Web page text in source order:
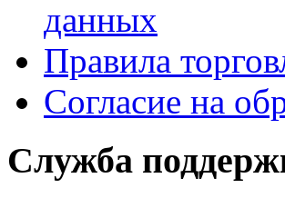
данных
Правила
Согласие на
Служба